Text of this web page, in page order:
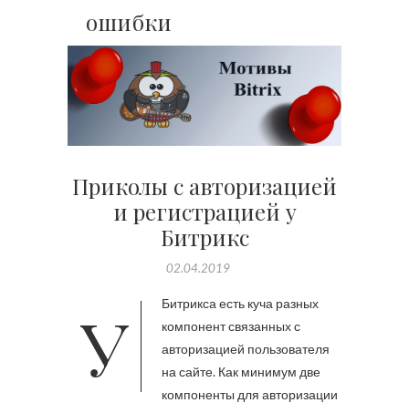
ошибки
Приколы с авторизацией
и регистрацией у
Битрикс
02.04.2019
У Битрикса есть куча разных
компонент связанных с
авторизацией пользователя
на сайте. Как минимум две
компоненты для авторизации